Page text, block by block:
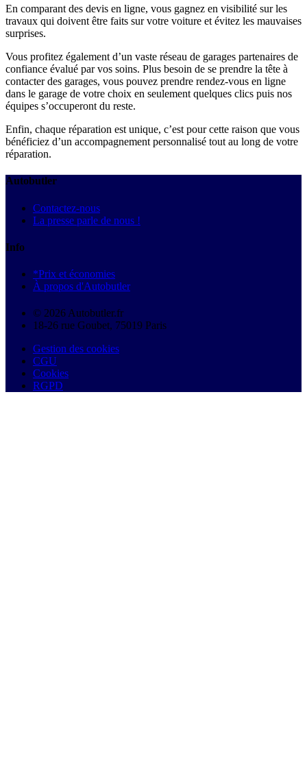
En comparant des devis en ligne, vous gagnez en visibilité sur les
travaux qui doivent être faits sur votre voiture et évitez les mauvaises
surprises.
Vous profitez également d’un vaste réseau de garages partenaires de
confiance évalué par vos soins. Plus besoin de se prendre la tête à
contacter des garages, vous pouvez prendre rendez-vous en ligne
dans le garage de votre choix en seulement quelques clics puis nos
équipes s’occuperont du reste.
Enfin, chaque réparation est unique, c’est pour cette raison que vous
bénéficiez d’un accompagnement personnalisé tout au long de votre
réparation.
Autobutler
Contactez-nous
La presse parle de nous !
Info
*Prix et économies
À propos d'Autobutler
© 2026 Autobutler.fr
18-26 rue Goubet, 75019 Paris
Gestion des cookies
CGU
Cookies
RGPD